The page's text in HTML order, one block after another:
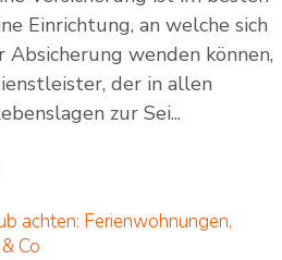
Einrichtung, an welche sich
wenden können,
der in allen
zur Sei...
achten: Ferienwohnungen,
Co